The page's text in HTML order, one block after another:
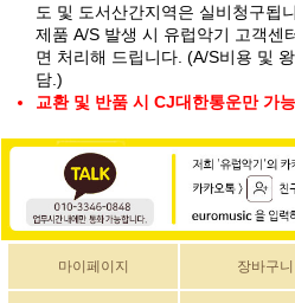
도 및 도서산간지역은 실비청구됩
제품 A/S 발생 시 유럽악기 고객센
면 처리해 드립니다. (A/S비용 및
담.)
교환 및 반품 시 CJ대한통운만 가
마이페이지 장바구니